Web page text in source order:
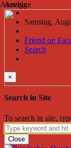
Samstag,
Friend on
Search
×
Search in Site
To search in site,
Close
Anzeige
Anzeige